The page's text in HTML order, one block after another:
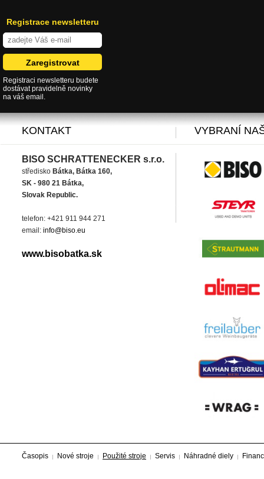
Registrace newsletteru
Registraci newsletteru budete
dostávat pravidelně novinky
na váš email.
KONTAKT
BISO SCHRATTENECKER s.r.o.
středisko Bátka, Bátka 160,
SK - 980 21 Bátka,
Slovak Republic.
telefon: +421 911 944 271
email: info@biso.eu
www.bisobatka.sk
VYBRANÍ
Časopis Nové stroje Použité stroje Servis Náhradné diely